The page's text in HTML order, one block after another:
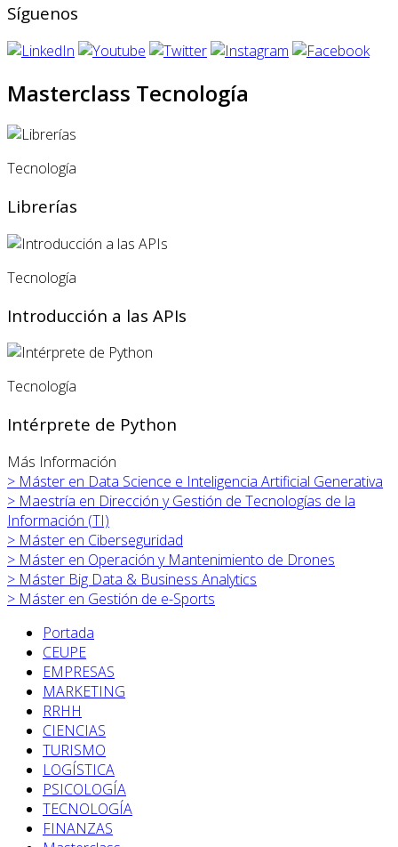
Síguenos
Masterclass Tecnología
Tecnología
Librerías
Tecnología
Introducción a las APIs
Tecnología
Intérprete de Python
Más Información
> Máster en Data Science e Inteligencia Artificial Generativa
> Maestría en Dirección y Gestión de Tecnologías de la
Información (TI)
> Máster en Ciberseguridad
> Máster en Operación y Mantenimiento de Drones
> Máster Big Data & Business Analytics
> Máster en Gestión de e-Sports
Portada
CEUPE
EMPRESAS
MARKETING
RRHH
CIENCIAS
TURISMO
LOGÍSTICA
PSICOLOGÍA
TECNOLOGÍA
FINANZAS